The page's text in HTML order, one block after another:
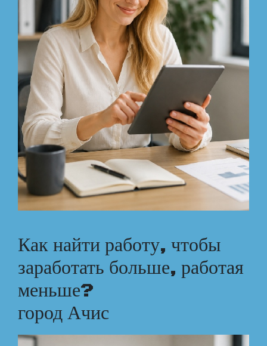
Как найти работу, чтобы
заработать больше, работая
меньше?
город Ачис